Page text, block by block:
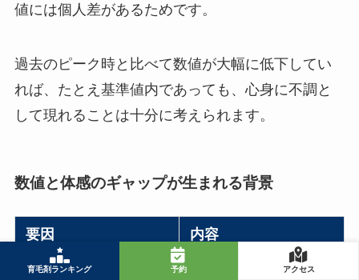
育毛剤ランキング 予約 アクセス
値には個人差があるためです。
過去のピーク時と比べて数値が大幅に低下してい
れば、たとえ基準値内であっても、心身に不調と
して現れることは十分に考えられます。
数値と体感のギャップが生まれる背景
要因 内容
個人差 元々のテストステロ